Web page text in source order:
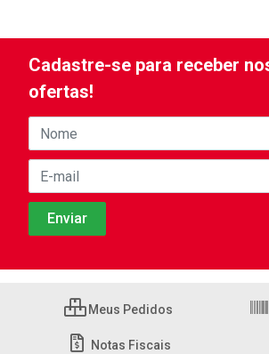
Cadastre-se para receber
ofertas!
Meus Pedidos
Notas Fiscais